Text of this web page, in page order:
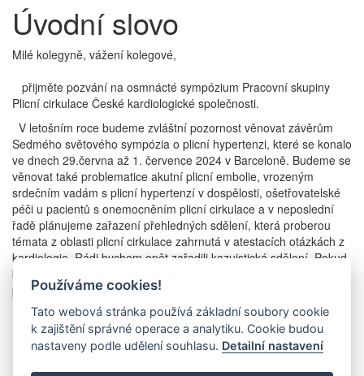
Úvodní slovo
Milé kolegyně, vážení kolegové,
přijměte pozvání na osmnácté sympózium Pracovní skupiny
Plicní cirkulace České kardiologické společnosti.
V letošním roce budeme zvláštní pozornost věnovat závěrům
Sedmého světového sympózia o plicní hypertenzi, které se konalo
ve dnech 29.června až 1. července 2024 v Barceloně. Budeme se
věnovat také problematice akutní plicní embolie, vrozeným
srdečním vadám s plicní hypertenzí v dospělosti, ošetřovatelské
péči u pacientů s onemocněním plicní cirkulace a v neposlední
řadě plánujeme zařazení přehledných sdělení, která proberou
témata z oblasti plicní cirkulace zahrnutá v atestacích otázkách z
kardiologie. Rádi bychom opět zařadili kazuistická sdělení. Pokud
byste se rozhodli do programu přispět kazuistikou, zašlete,
prosíme, abstrakt nejpozději do 29.9. 2024.
Milé kolegyně, vážení kolegové, těším se na společné setkání v
Lednici o víkendu 11. - 12. října 2024.
Používáme cookies!
Tato webová stránka používá základní soubory cookie
k zajištění správné operace a analytiku. Cookie budou
nastaveny podle udělení souhlasu. Detailní nastavení